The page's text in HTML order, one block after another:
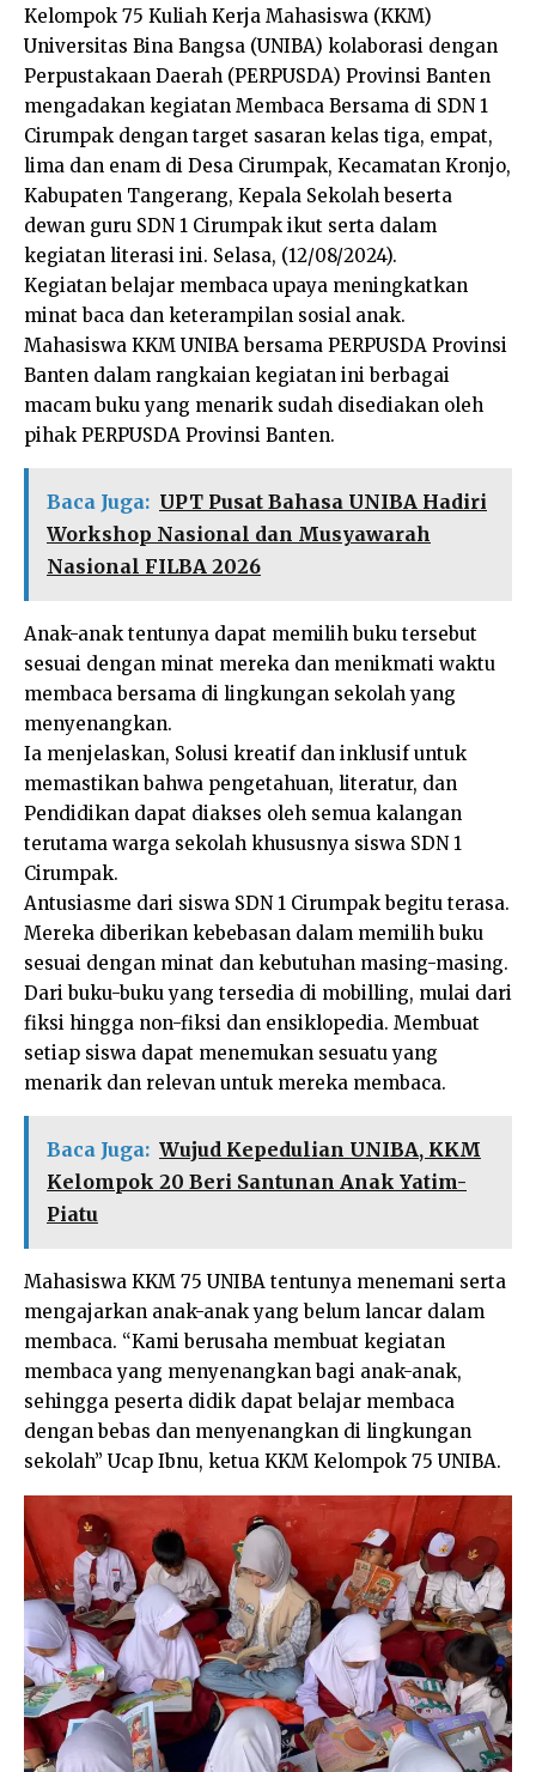
Kelompok 75 Kuliah Kerja Mahasiswa (KKM)
Universitas Bina Bangsa (UNIBA) kolaborasi dengan
Perpustakaan Daerah (PERPUSDA) Provinsi Banten
mengadakan kegiatan Membaca Bersama di SDN 1
Cirumpak dengan target sasaran kelas tiga, empat,
lima dan enam di Desa Cirumpak, Kecamatan Kronjo,
Kabupaten Tangerang, Kepala Sekolah beserta
dewan guru SDN 1 Cirumpak ikut serta dalam
kegiatan literasi ini. Selasa, (12/08/2024).
Kegiatan belajar membaca upaya meningkatkan
minat baca dan keterampilan sosial anak.
Mahasiswa KKM UNIBA bersama PERPUSDA Provinsi
Banten dalam rangkaian kegiatan ini berbagai
macam buku yang menarik sudah disediakan oleh
pihak PERPUSDA Provinsi Banten.
Baca Juga: UPT Pusat Bahasa UNIBA Hadiri
Workshop Nasional dan Musyawarah
Nasional FILBA 2026
Anak-anak tentunya dapat memilih buku tersebut
sesuai dengan minat mereka dan menikmati waktu
membaca bersama di lingkungan sekolah yang
menyenangkan.
Ia menjelaskan, Solusi kreatif dan inklusif untuk
memastikan bahwa pengetahuan, literatur, dan
Pendidikan dapat diakses oleh semua kalangan
terutama warga sekolah khususnya siswa SDN 1
Cirumpak.
Antusiasme dari siswa SDN 1 Cirumpak begitu terasa.
Mereka diberikan kebebasan dalam memilih buku
sesuai dengan minat dan kebutuhan masing-masing.
Dari buku-buku yang tersedia di mobilling, mulai dari
fiksi hingga non-fiksi dan ensiklopedia. Membuat
setiap siswa dapat menemukan sesuatu yang
menarik dan relevan untuk mereka membaca.
Baca Juga: Wujud Kepedulian UNIBA, KKM
Kelompok 20 Beri Santunan Anak Yatim-
Piatu
Mahasiswa KKM 75 UNIBA tentunya menemani serta
mengajarkan anak-anak yang belum lancar dalam
membaca. “Kami berusaha membuat kegiatan
membaca yang menyenangkan bagi anak-anak,
sehingga peserta didik dapat belajar membaca
dengan bebas dan menyenangkan di lingkungan
sekolah” Ucap Ibnu, ketua KKM Kelompok 75 UNIBA.